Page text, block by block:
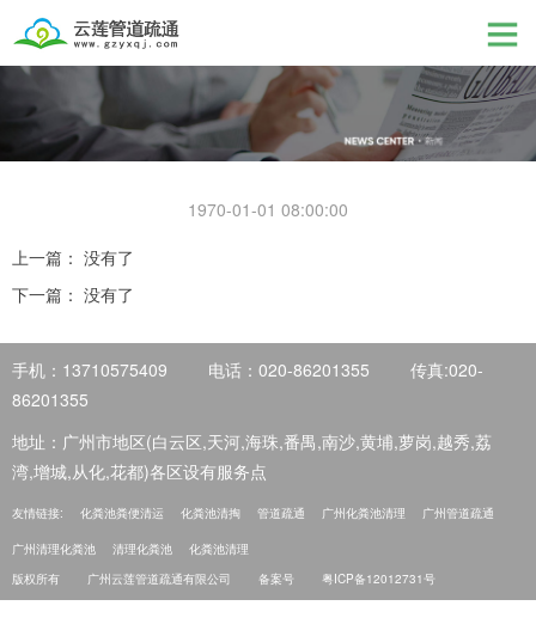
1970-01-01 08:00:00
上一篇： 没有了
下一篇： 没有了
手机：13710575409 电话：020-86201355
传真:020-
86201355
地址：广州市地区(白云区,天河,海珠,番禺,南沙,黄埔,萝岗,越秀,荔
湾,增城,从化,花都)各区设有服务点
友情链接: 化粪池粪便清运 化粪池清掏 管道疏通 广州化粪池清理 广州管道疏通
广州清理化粪池 清理化粪池
化粪池清理
版权所有
广州云莲管道疏通有限公司 备案号 粤ICP备12012731号